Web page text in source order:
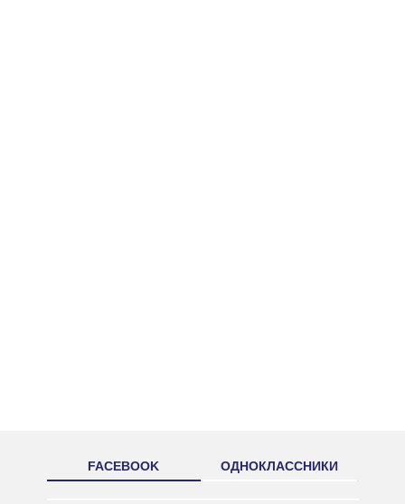
FACEBOOK ОДНОКЛАССНИКИ